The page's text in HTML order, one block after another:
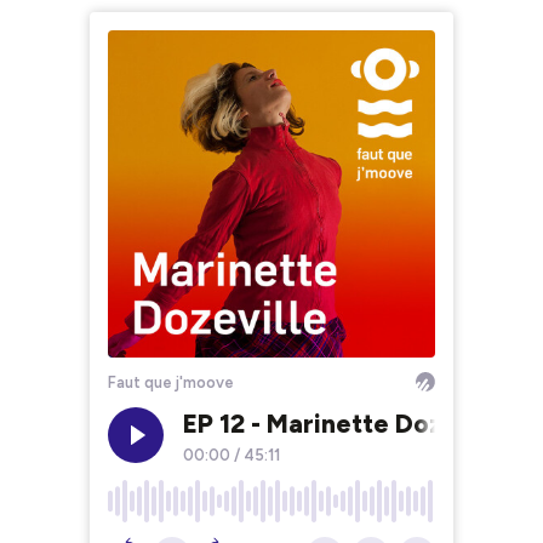
Faut que j'moove
EP 12 - Marinette Dozeville
00:00 / 45:11